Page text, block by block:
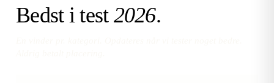
Bedst i test 2026.